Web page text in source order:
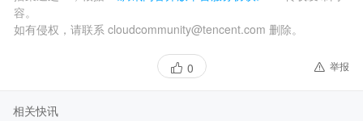
容。
如有侵权，请联系 cloudcommunity@tencent.com 删除。
0 举报
相关快讯